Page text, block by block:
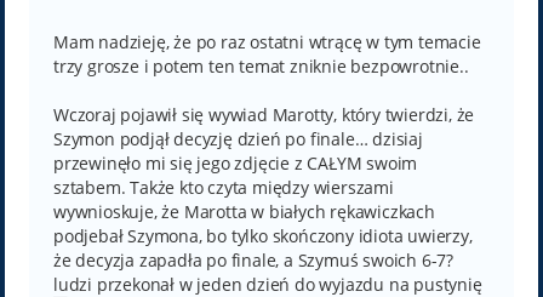
t
Mam nadzieję, że po raz ostatni wtrącę w tym temacie
trzy grosze i potem ten temat zniknie bezpowrotnie..
Wczoraj pojawił się wywiad Marotty, który twierdzi, że
Szymon podjął decyzję dzień po finale… dzisiaj
przewinęło mi się jego zdjęcie z CAŁYM swoim
sztabem. Także kto czyta między wierszami
wywnioskuje, że Marotta w białych rękawiczkach
podjebał Szymona, bo tylko skończony idiota uwierzy,
że decyzja zapadła po finale, a Szymuś swoich 6-7?
ludzi przekonał w jeden dzień do wyjazdu na pustynię